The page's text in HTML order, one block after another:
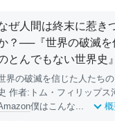
ぜ人間は終末に惹き
？──『世界の破滅を
とんでもない世界史
界の破滅を信じた人たち
作者:トム・フィリップス
僕はこんな...